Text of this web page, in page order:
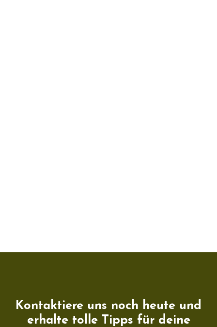
Kontaktiere uns noch heute und
erhalte tolle Tipps für deine